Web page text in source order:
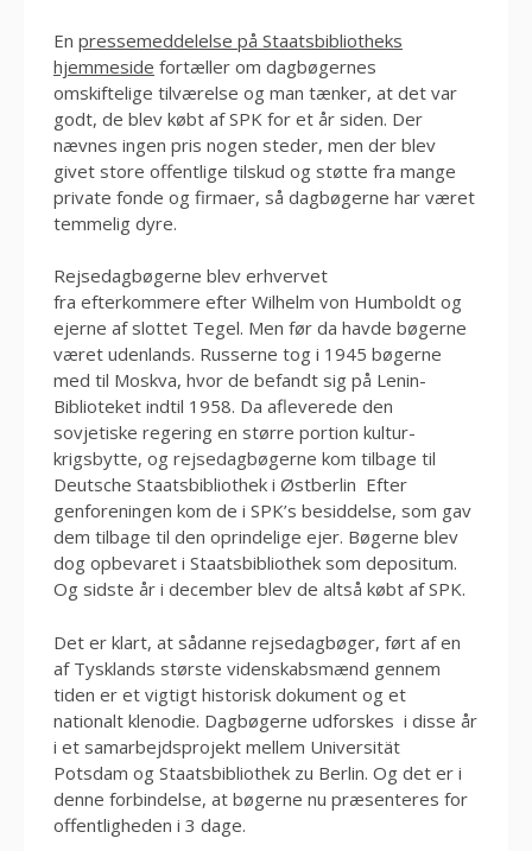
En pressemeddelelse på Staatsbibliotheks
hjemmeside fortæller om dagbøgernes
omskiftelige tilværelse og man tænker, at det var
godt, de blev købt af SPK for et år siden. Der
nævnes ingen pris nogen steder, men der blev
givet store offentlige tilskud og støtte fra mange
private fonde og firmaer, så dagbøgerne har været
temmelig dyre.
Rejsedagbøgerne blev erhvervet
fra efterkommere efter Wilhelm von Humboldt og
ejerne af slottet Tegel. Men før da havde bøgerne
været udenlands. Russerne tog i 1945 bøgerne
med til Moskva, hvor de befandt sig på Lenin-
Biblioteket indtil 1958. Da afleverede den
sovjetiske regering en større portion kultur-
krigsbytte, og rejsedagbøgerne kom tilbage til
Deutsche Staatsbibliothek i Østberlin Efter
genforeningen kom de i SPK’s besiddelse, som gav
dem tilbage til den oprindelige ejer. Bøgerne blev
dog opbevaret i Staatsbibliothek som depositum.
Og sidste år i december blev de altså købt af SPK.
Det er klart, at sådanne rejsedagbøger, ført af en
af Tysklands største videnskabsmænd gennem
tiden er et vigtigt historisk dokument og et
nationalt klenodie. Dagbøgerne udforskes i disse år
i et samarbejdsprojekt mellem Universität
Potsdam og Staatsbibliothek zu Berlin. Og det er i
denne forbindelse, at bøgerne nu præsenteres for
offentligheden i 3 dage.